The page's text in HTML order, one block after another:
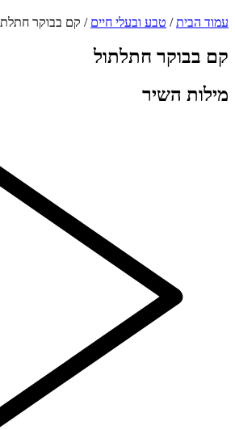
הבית/טבע ובעלי חיים/ קם בבוקר חתלתול
בבוקר חתלתול
השיר